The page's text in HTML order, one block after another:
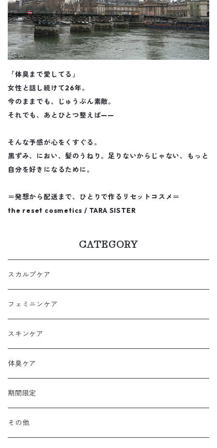
「体臭まで愛してる」
女性と話し続けて26年。
今のままでも、じゅうぶん素敵。
それでも、あとひとつ整えば——
そんな予感が心をくすぐる。
黒ずみ、におい、髪のうねり。足りないからじゃない、もっと
自分を好きになるために。
＝発想から配送まで、ひとりで作るリセットコスメ＝
the reset cosmetics / TARA SISTER
CATEGORY
スカルプケア
フェミニンケア
スキンケア
体臭ケア
期間限定
その他